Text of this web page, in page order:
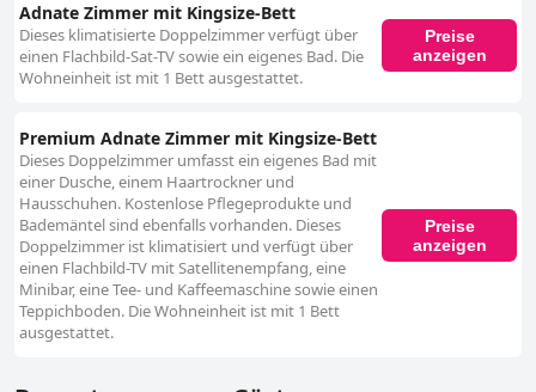
Adnate Zimmer mit Kingsize-Bett
Dieses klimatisierte Doppelzimmer verfügt über
einen Flachbild-Sat-TV sowie ein eigenes Bad. Die
Wohneinheit ist mit 1 Bett ausgestattet.
Preise
anzeigen
Premium Adnate Zimmer mit Kingsize-Bett
Dieses Doppelzimmer umfasst ein eigenes Bad mit
einer Dusche, einem Haartrockner und
Hausschuhen. Kostenlose Pflegeprodukte und
Bademäntel sind ebenfalls vorhanden. Dieses
Doppelzimmer ist klimatisiert und verfügt über
einen Flachbild-TV mit Satellitenempfang, eine
Minibar, eine Tee- und Kaffeemaschine sowie einen
Teppichboden. Die Wohneinheit ist mit 1 Bett
ausgestattet.
Preise
anzeigen